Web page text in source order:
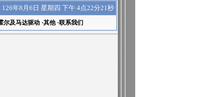
126年8月6日 星期四 下午 4点22分21秒
尔及马达驱动·其他·联系我们